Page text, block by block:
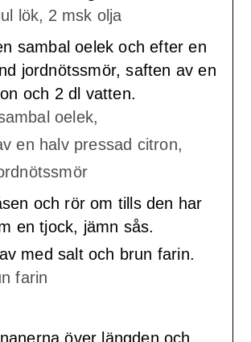
lök, 2 msk olja
sambal oelek och efter en
jordnötssmör, saften av en
och 2 dl vatten.
oelek,
en halv pressad citron,
och rör om tills den har
en tjock, jämn sås.
med salt och brun farin.
farin
över längden och